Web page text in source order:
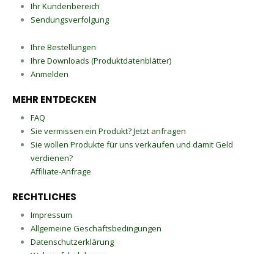
Ihr Kundenbereich
Sendungsverfolgung
Ihre Bestellungen
Ihre Downloads (Produktdatenblätter)
Anmelden
MEHR ENTDECKEN
FAQ
Sie vermissen ein Produkt? Jetzt anfragen
Sie wollen Produkte für uns verkaufen und damit Geld
verdienen?
Affiliate-Anfrage
RECHTLICHES
Impressum
Allgemeine Geschäftsbedingungen
Datenschutzerklärung